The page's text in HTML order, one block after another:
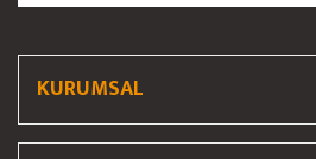
Ürün fiyatı diğer sitelerden daha pahalı.
KURUMSAL